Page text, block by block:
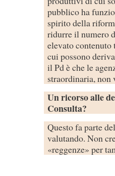
pubblico ha
spirito della
ridurre il numero
elevato contenuto
cui possono
il Pd è che le
straordinaria, non
Un ricorso alle
Consulta?
Questo fa parte
valutando. Non
«reggenze» per